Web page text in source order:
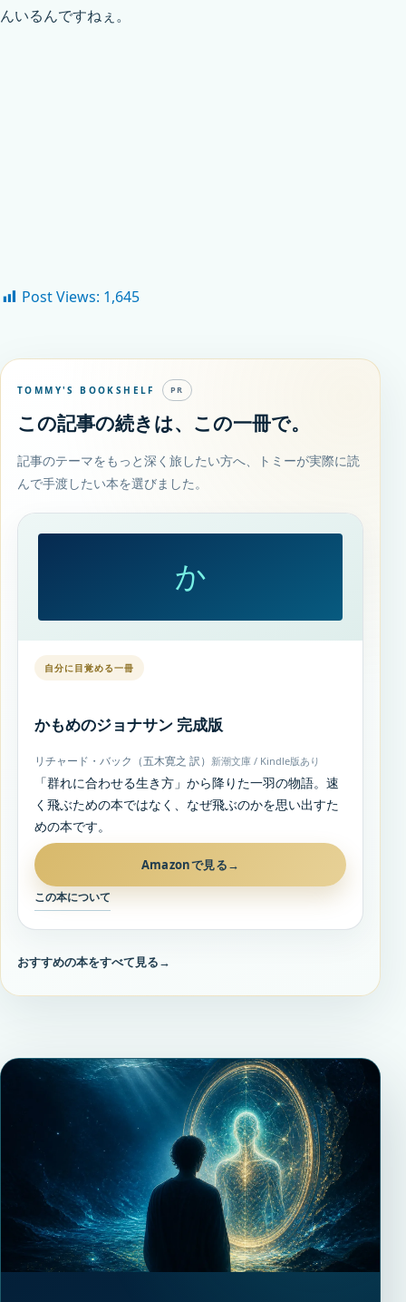
んいるんですねぇ。
Post Views: 1,645
TOMMY'S BOOKSHELF PR
この記事の続きは、この一冊で。
記事のテーマをもっと深く旅したい方へ、トミーが実際に読
んで手渡したい本を選びました。
か
自分に目覚める一冊
かもめのジョナサン 完成版
リチャード・バック（五木寛之 訳） 新潮文庫 / Kindle版あり
「群れに合わせる生き方」から降りた一羽の物語。速
く飛ぶための本ではなく、なぜ飛ぶのかを思い出すた
めの本です。
Amazonで見る→
この本について
おすすめの本をすべて見る→